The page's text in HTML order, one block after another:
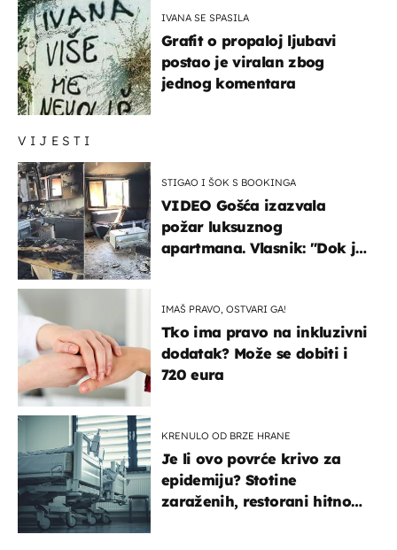
VIJESTI
STIGAO I ŠOK S BOOKINGA
VIDEO Gošća izazvala
požar luksuznog
apartmana. Vlasnik: "Dok je
IMAŠ PRAVO, OSTVARI GA!
Tko ima pravo na inkluzivni
dodatak? Može se dobiti i
720 eura
KRENULO OD BRZE HRANE
Je li ovo povrće krivo za
epidemiju? Stotine
zaraženih, restorani hitno
IVANA SE SPASILA
Grafit o propaloj ljubavi
postao je viralan zbog
jednog komentara